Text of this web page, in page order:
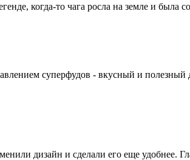
когда-то чага росла на земле и была
суперфудов - вкусный и полезный
дизайн и сделали его еще удобнее.